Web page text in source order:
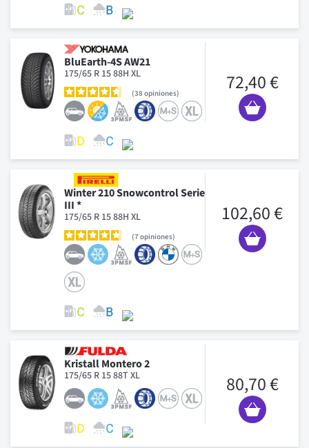
BluEarth-4S AW21
175/65 R 15 88H XL
38 opiniones 72,40 €
Winter 210 Snowcontrol Serie
III *
175/65 R 15 88H XL
7 opiniones
102,60 €
Kristall Montero 2
175/65 R 15 88T XL 80,70 €